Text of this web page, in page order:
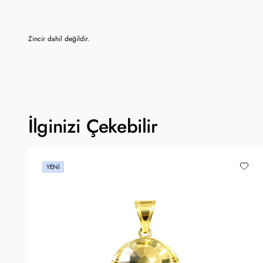
Zincir dahil değildir.
İlginizi Çekebilir
YENI